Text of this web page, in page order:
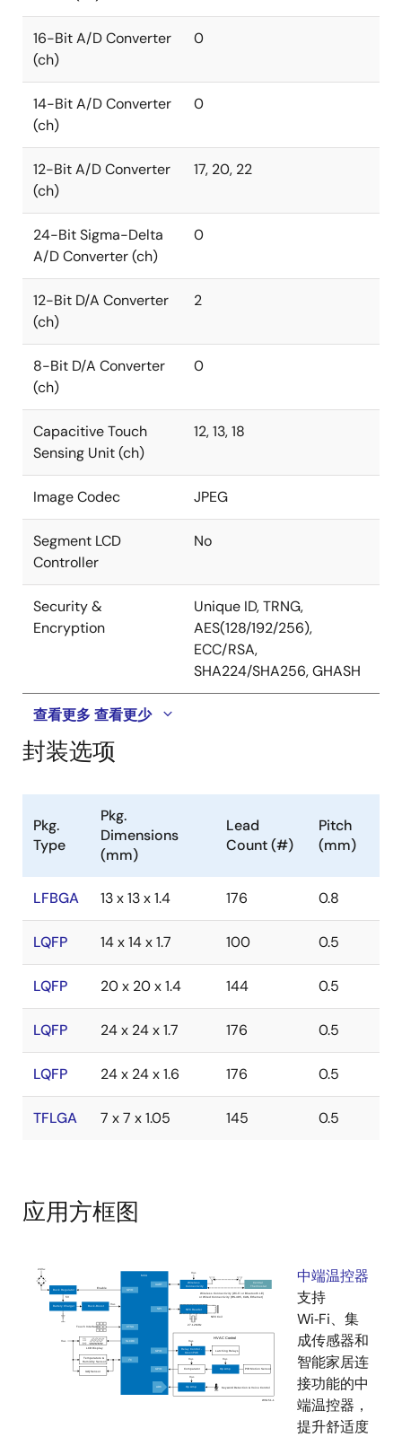
16-Bit A/D Converter
(ch)
0
14-Bit A/D Converter
(ch)
0
12-Bit A/D Converter
(ch)
17, 20, 22
24-Bit Sigma-Delta
A/D Converter (ch)
0
12-Bit D/A Converter
(ch)
2
8-Bit D/A Converter
(ch)
0
Capacitive Touch
Sensing Unit (ch)
12, 13, 18
Image Codec JPEG
Segment LCD
Controller
No
Security &
Encryption
Unique ID, TRNG,
AES(128/192/256),
ECC/RSA,
SHA224/SHA256, GHASH
查看更多查看更少
封装选项
Pkg.
Type
Pkg.
Dimensions
(mm)
Lead
Count (#)
Pitch
(mm)
LFBGA 13 x 13 x 1.4 176 0.8
LQFP 14 x 14 x 1.7 100 0.5
LQFP 20 x 20 x 1.4 144 0.5
LQFP 24 x 24 x 1.7 176 0.5
LQFP 24 x 24 x 1.6 176 0.5
TFLGA 7 x 7 x 1.05 145 0.5
应用方框图
中端温控器
支持
Wi‑Fi、集
成传感器和
智能家居连
接功能的中
端温控器，
提升舒适度